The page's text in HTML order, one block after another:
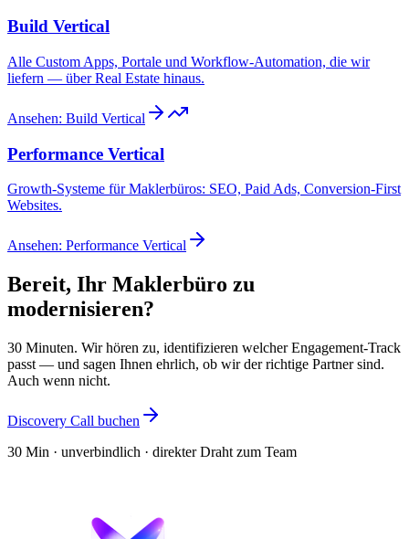
Build Vertical
Alle Custom Apps, Portale und Workflow-Automation, die wir
liefern — über Real Estate hinaus.
Ansehen: Build Vertical
Performance Vertical
Growth-Systeme für Maklerbüros: SEO, Paid Ads, Conversion-First
Websites.
Ansehen: Performance Vertical
Bereit, Ihr Maklerbüro zu
modernisieren?
30 Minuten. Wir hören zu, identifizieren welcher Engagement-Track
passt — und sagen Ihnen ehrlich, ob wir der richtige Partner sind.
Auch wenn nicht.
Discovery Call buchen
30 Min · unverbindlich · direkter Draht zum Team